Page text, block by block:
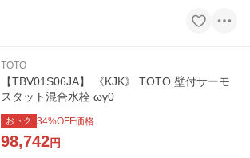
TOTO
【TBV01S06JA】 《KJK》 TOTO 壁付サーモ
スタット混合水栓 ωγ0
おトク 34%OFF価格
98,742円